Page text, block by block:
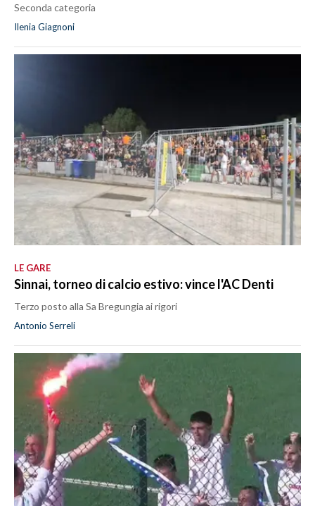
Seconda categoria
Ilenia Giagnoni
LE GARE
Sinnai, torneo di calcio estivo: vince l'AC Denti
Terzo posto alla Sa Bregungia ai rigori
Antonio Serreli